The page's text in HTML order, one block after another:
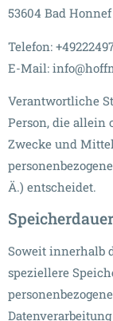
53604 Bad Honnef
Telefon:
E-Mail:
Verantwortliche
Person, die allein
Zwecke und
Ä.) entscheidet.
Speicherdauer
Soweit innerhalb
speziellere